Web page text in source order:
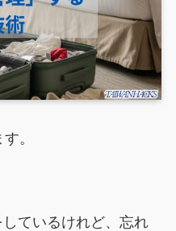
。
しているけれど、忘れ